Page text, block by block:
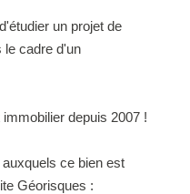
un projet de
le cadre d'un
depuis 2007 !
ce bien est
Géorisques :